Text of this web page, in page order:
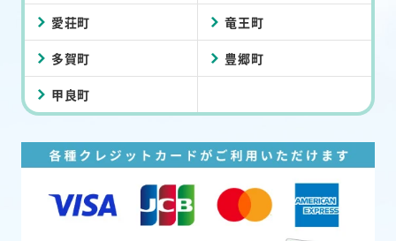
愛荘町 竜王町
多賀町 豊郷町
甲良町